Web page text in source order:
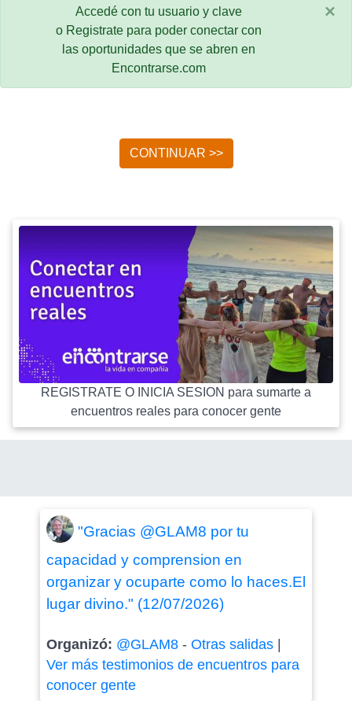
Accedé con tu usuario y clave
o Registrate para poder conectar con
las oportunidades que se abren en
Encontrarse.com
×
CONTINUAR >>
REGISTRATE O INICIA SESION para sumarte a
encuentros reales para conocer gente
"Gracias @GLAM8 por tu
capacidad y comprension en
organizar y ocuparte como lo haces.El
lugar divino." (12/07/2026)
Organizó: @GLAM8- Otras salidas|
Ver más testimonios de encuentros para
conocer gente